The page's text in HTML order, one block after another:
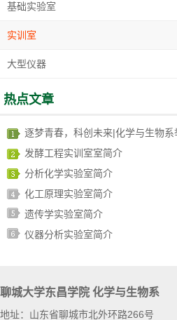
基础实验室
实训室
大型仪器
热点文章
发酵工程实训室室简介
分析化学实验室简介
化工原理实验室简介
遗传学实验室简介
仪器分析实验室简介
聊城大学东昌学院 化学与生物系
地址：山东省聊城市北外环路266号